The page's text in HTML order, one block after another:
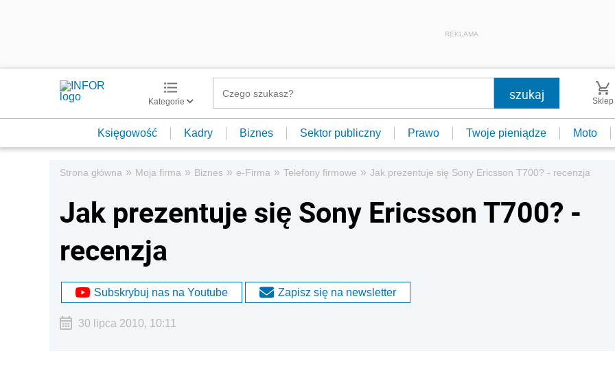
REKLAMA
Kategorie Sklep
Księgowość Kadry Biznes Sektor publiczny Prawo Twoje pieniądze Moto
Strona główna » Moja firma » Biznes » e-Firma » Telefony firmowe » Jak prezentuje się Sony Ericsson T700? - recenzja
Jak prezentuje się Sony Ericsson T700? -
recenzja
Subskrybuj nas na Youtube Zapisz się na newsletter
30 lipca 2010, 10:11